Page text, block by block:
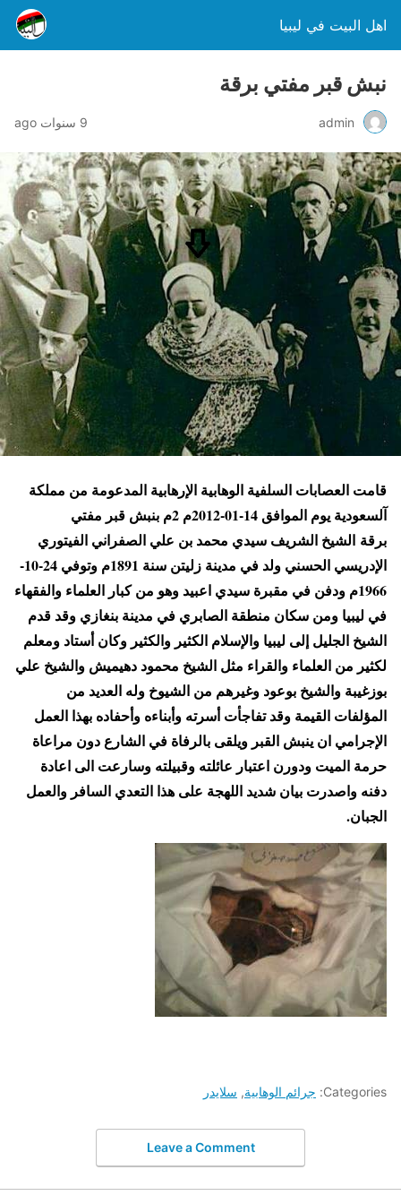
اهل البيت في ليبيا
نبش قبر مفتي برقة
admin 9 سنوات ago
قامت العصابات السلفية الوهابية الإرهابية المدعومة من مملكة
آلسعودية يوم الموافق 14-01-2012م 2م بنبش قبر مفتي
برقة الشيخ الشريف سيدي محمد بن علي الصفراني الفيتوري
الإدريسي الحسني ولد في مدينة زليتن سنة 1891م وتوفي 24-10-
1966م ودفن في مقبرة سيدي اعبيد وهو من كبار العلماء والفقهاء
في ليبيا ومن سكان منطقة الصابري في مدينة بنغازي وقد قدم
الشيخ الجليل إلى ليبيا والإسلام الكثير والكثير وكان أستاد ومعلم
لكثير من العلماء والقراء مثل الشيخ محمود دهيميش والشيخ علي
بوزغيبة والشيخ بوعود وغيرهم من الشيوخ وله العديد من
المؤلفات القيمة وقد تفاجأت أسرته وأبناءه وأحفاده بهذا العمل
الإجرامي ان ينبش القبر ويلقى بالرفاة في الشارع دون مراعاة
حرمة الميت ودورن اعتبار عائلته وقبيلته وسارعت الى اعادة
دفنه واصدرت بيان شديد اللهجة على هذا التعدي السافر والعمل
الجبان.
Categories: جرائم الوهابية, سلايدر
Leave a Comment